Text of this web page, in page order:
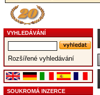
VYHLEDÁVÁNÍ
Rozšířené vyhledávání
SOUKROMÁ INZERCE